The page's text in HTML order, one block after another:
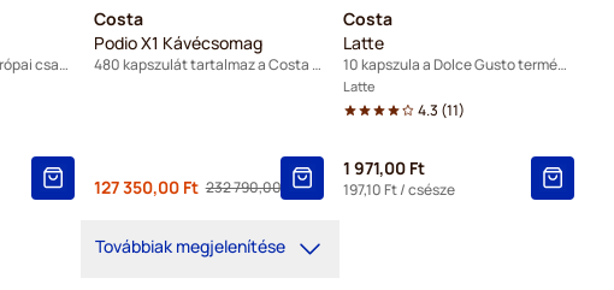
Automata kávéfőző (európai csatlakozó)
Costa
Podio X1 Kávécsomag
480 kapszulát tartalmaz a Costa Podio-hoz
Regular Price
232 790,00 Ft
Ettől
127 350,00 Ft
Costa
Latte
10 kapszula a Dolce Gusto termékhez
Latte
4.3 (11)
1 971,00 Ft
197,10 Ft/ csésze
Továbbiak megjelenítése